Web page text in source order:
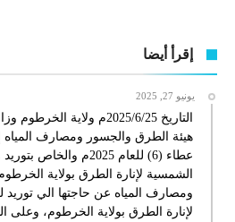
إقرأ أيضا
يونيو 27, 2025
التاريخ 2025/6/25م ولاية
هيئة الطرق والجسور ومصارف المياه
عطاء (6) للعام 2025م
الشمسية لإنارة الطرق بولاية
ومصارف المياه عن حاجتها الي توريد
لإنارة الطرق بولاية الخرطوم، وعلى